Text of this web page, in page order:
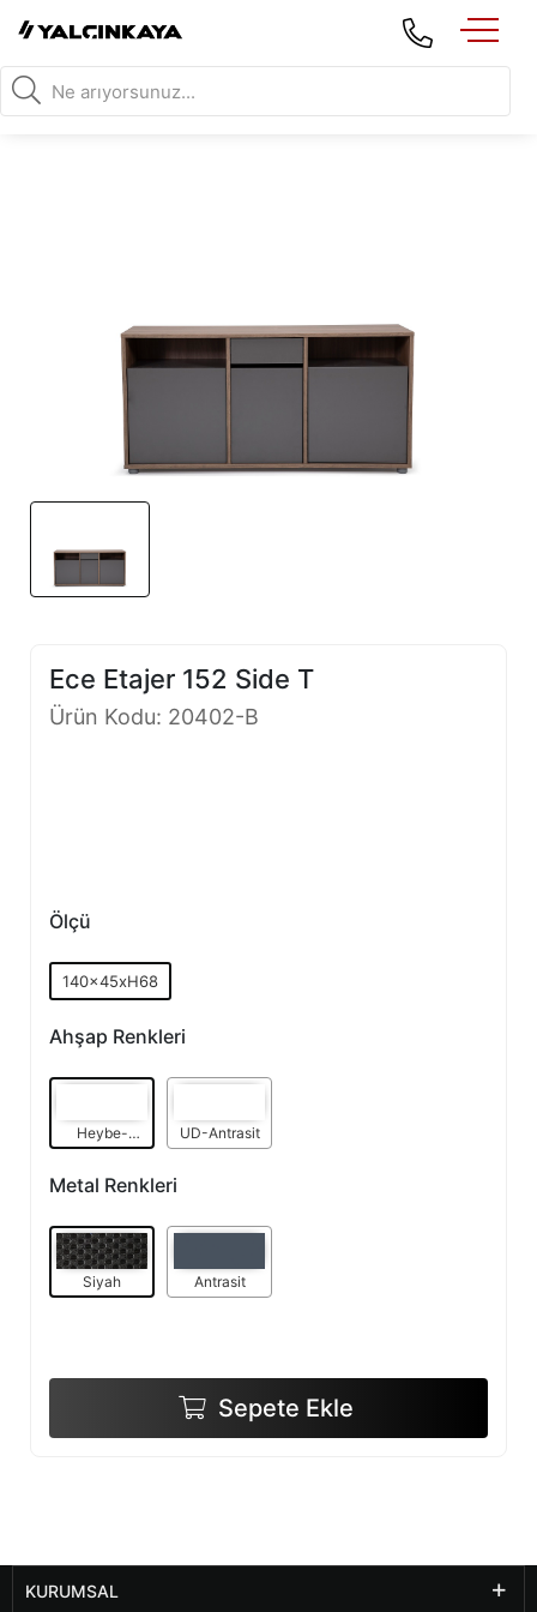
Ece Etajer 152 Side T
Ürün Kodu: 20402-B
Ölçü
140x45xH68
Ahşap Renkleri
Heybe-
UD-Antrasit
Metal Renkleri
Siyah Antrasit
Sepete Ekle
KURUMSAL